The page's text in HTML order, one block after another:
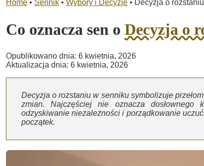
Home • Sennik • Wybory i Decyzje • Decyzja o rozstaniu
Co oznacza sen o Decyzja o
Opublikowano dnia: 6 kwietnia, 2026
Aktualizacja dnia: 6 kwietnia, 2026
Decyzja o rozstaniu w senniku symbolizuje
zmian. Najczęściej nie oznacza dosłownego
odzyskiwanie niezależności i porządkowanie
początek.